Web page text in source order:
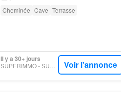
Cheminée Cave Terrasse
Il y a 30+ jours
Voir l'annonce